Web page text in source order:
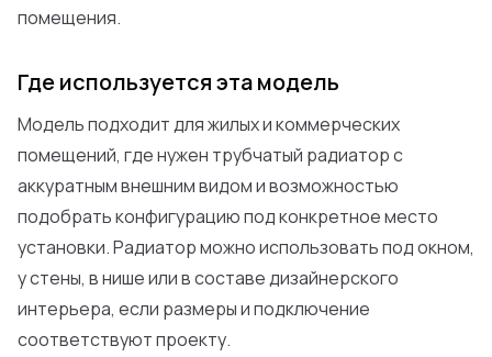
помещения.
Где используется эта модель
Модель подходит для жилых и коммерческих
помещений, где нужен трубчатый радиатор с
аккуратным внешним видом и возможностью
подобрать конфигурацию под конкретное место
установки. Радиатор можно использовать под окном,
у стены, в нише или в составе дизайнерского
интерьера, если размеры и подключение
соответствуют проекту.